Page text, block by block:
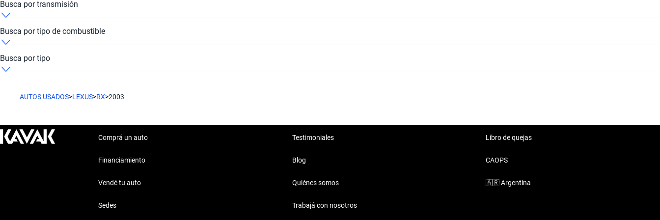
Lexus RX 2003 de
Busca por transmisión
Lexus RX 2003 Automática
Busca por tipo de combustible
Lexus RX 2003 Híbrido
Busca por tipo
AUTOS USADOS>LEXUS>RX>2003
Comprá un auto
Financiamiento
Vendé tu auto
Sedes
Testimoniales
Blog
Quiénes somos
Trabajá con nosotros
Libro de quejas
CAOPS
🇦🇷 Argentina